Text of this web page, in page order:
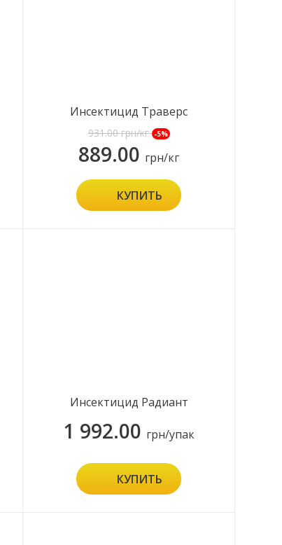
Инсектицид Траверс
931.00грн/кг -5%
889.00 грн/кг
КУПИТЬ
Инсектицид Радиант
1 992.00 грн/упак
КУПИТЬ